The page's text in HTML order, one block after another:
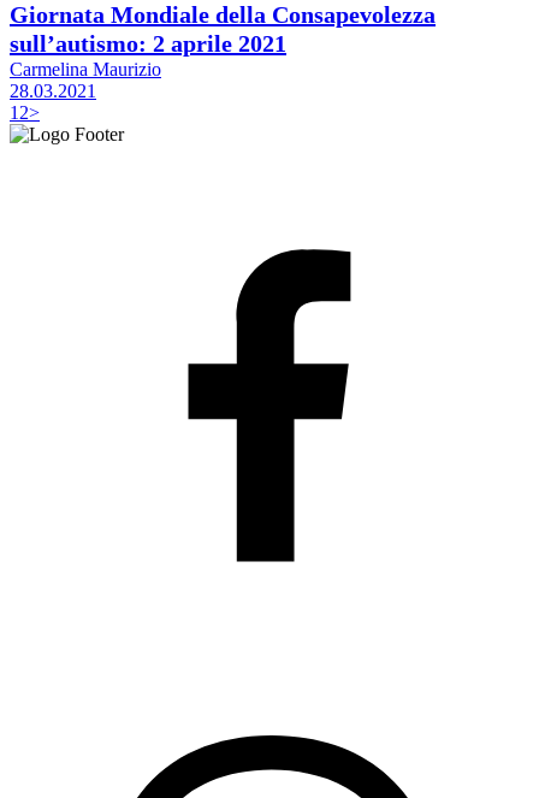
Giornata Mondiale della Consapevolezza
sull’autismo: 2 aprile 2021
Carmelina Maurizio
28.03.2021
1 2>